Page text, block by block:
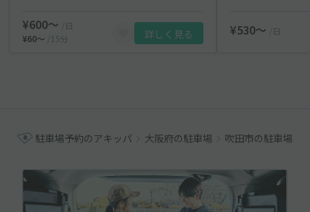
¥600〜
/日
¥60〜
/15分 詳しく見る ¥530〜 /日
駐車場予約のアキッパ 大阪府の駐車場 吹田市の駐車場